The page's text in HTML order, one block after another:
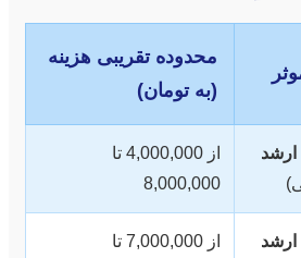
محدوده تقریبی هزینه
(به تومان)
ارشد
از 4,000,000 تا
8,000,000
ارشد از 7,000,000 تا